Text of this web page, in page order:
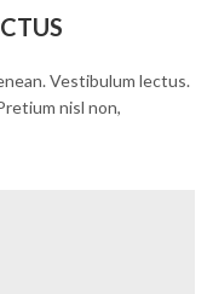
Vestibulum lectus.
nisl non,